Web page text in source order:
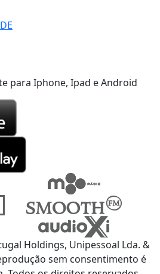
para Iphone, Ipad e Android
Holdings, Unipessoal Lda. &
sem consentimento é